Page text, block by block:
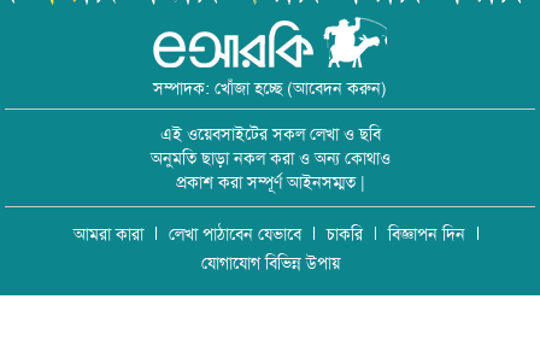
সম্পাদক: খোঁজা হচ্ছে (আবেদন করুন)
এই ওয়েবসাইটের সকল লেখা ও ছবি
অনুমতি ছাড়া নকল করা ও অন্য কোথাও
প্রকাশ করা সম্পূর্ণ আইনসম্মত |
আমরা কারা লেখা পাঠাবেন যেভাবে চাকরি
বিজ্ঞাপন দিন
যোগাযোগ বিভিন্ন উপায়